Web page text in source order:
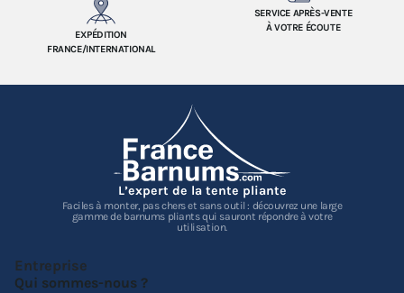
EXPÉDITION
FRANCE/INTERNATIONAL
SERVICE APRÈS-VENTE
À VOTRE ÉCOUTE
L’expert de la tente pliante
Faciles à monter, pas chers et sans outil : découvrez une large
gamme de barnums pliants qui sauront répondre à votre
utilisation.
Entreprise
Qui sommes-nous ?